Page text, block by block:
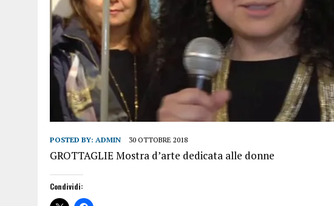
POSTED BY: ADMIN 30 OTTOBRE 2018
GROTTAGLIE Mostra d’arte dedicata alle donne
Condividi: